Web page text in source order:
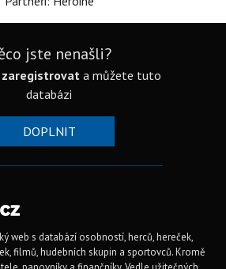
jste nenašli?
zaregistrovat a můžete tuto
databázi
DOPLNIT
web s databází osobností, herců, hereček,
filmů, hudebních skupin a sportovců. Kromě